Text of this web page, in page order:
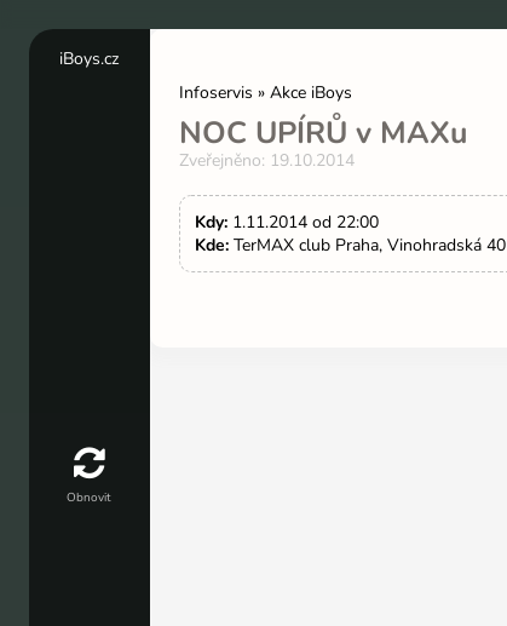
iBoys.cz
Obnovit
Nechat
otevřené
Infoservis » Akce iBoys
NOC UPÍRŮ v MAXu
Zveřejněno: 19.10.2014
Kdy:1.11.2014 od 22:00
Kde:TerMAX club Praha, Vinohradská 40